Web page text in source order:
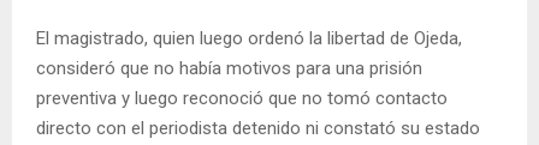
El magistrado, quien luego ordenó la libertad de Ojeda,
consideró que no había motivos para una prisión
preventiva y luego reconoció que no tomó contacto
directo con el periodista detenido ni constató su estado